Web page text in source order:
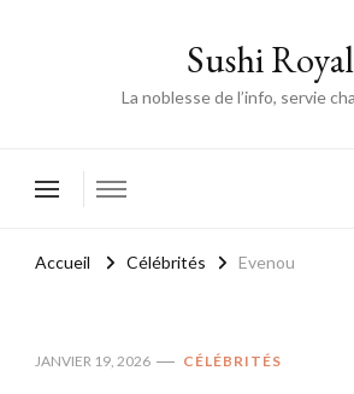
Sushi Royal
La noblesse de l’info, servie
Accueil Célébrités Evenou
JANVIER 19, 2026 CÉLÉBRITÉS